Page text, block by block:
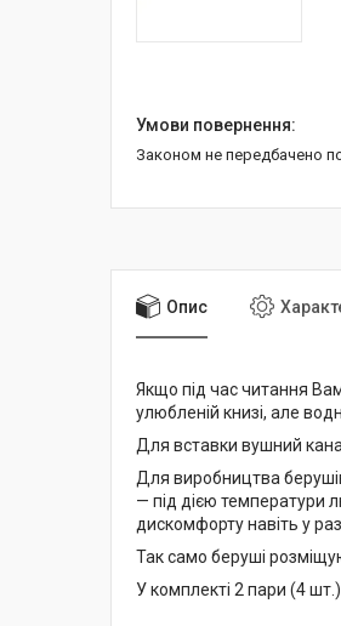
Законом не передбачено
Опис
Якщо під час читання
улюбленій книзі, але
Для вставки вушний
Для виробництва
— під дією температури
дискомфорту навіть у
Так само беруші
У комплекті 2 пари (4 шт.).